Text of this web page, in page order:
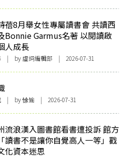
蓓8月舉女性專屬讀書會 共讀西
Bonnie Garmus名著 以閱讀啟
人成長
| by 虛詞編輯部 | 2026-07-31
| by 悇愉 | 2026-07-31
流浪漢入圖書館看書遭投訴 館方
讀書不是讓你自覺高人一等」戳
化資本迷思